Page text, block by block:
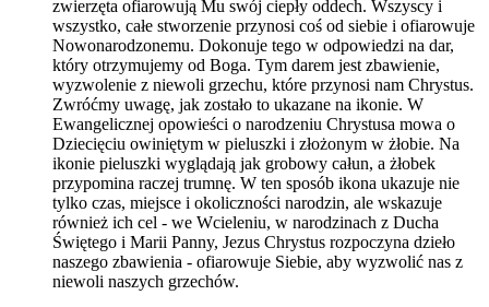
zwierzęta ofiarowują Mu swój ciepły oddech. Wszyscy i
wszystko, całe stworzenie przynosi coś od siebie i ofiarowuje
Nowonarodzonemu. Dokonuje tego w odpowiedzi na dar,
który otrzymujemy od Boga. Tym darem jest zbawienie,
wyzwolenie z niewoli grzechu, które przynosi nam Chrystus.
Zwróćmy uwagę, jak zostało to ukazane na ikonie. W
Ewangelicznej opowieści o narodzeniu Chrystusa mowa o
Dziecięciu owiniętym w pieluszki i złożonym w żłobie. Na
ikonie pieluszki wyglądają jak grobowy całun, a żłobek
przypomina raczej trumnę. W ten sposób ikona ukazuje nie
tylko czas, miejsce i okoliczności narodzin, ale wskazuje
również ich cel - we Wcieleniu, w narodzinach z Ducha
Świętego i Marii Panny, Jezus Chrystus rozpoczyna dzieło
naszego zbawienia - ofiarowuje Siebie, aby wyzwolić nas z
niewoli naszych grzechów.